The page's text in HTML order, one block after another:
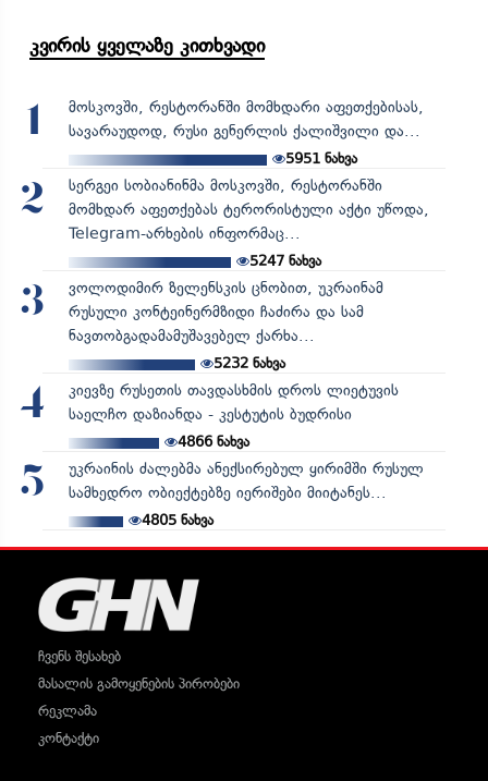
კვირის ყველაზე კითხვადი
1
მოსკოვში, რესტორანში მომხდარი აფეთქებისას,
სავარაუდოდ, რუსი გენერლის ქალიშვილი და...
5951 ნახვა
2
სერგეი სობიანინმა მოსკოვში, რესტორანში
მომხდარ აფეთქებას ტერორისტული აქტი უწოდა,
Telegram-არხების ინფორმაც...
5247ნახვა
3
ვოლოდიმირ ზელენსკის ცნობით, უკრაინამ
რუსული კონტეინერმზიდი ჩაძირა და სამ
ნავთობგადამამუშავებელ ქარხა...
5232ნახვა
4
კიევზე რუსეთის თავდასხმის დროს ლიეტუვის
საელჩო დაზიანდა - კესტუტის ბუდრისი
4866ნახვა
5
უკრაინის ძალებმა ანექსირებულ ყირიმში რუსულ
სამხედრო ობიექტებზე იერიშები მიიტანეს...
4805ნახვა
ჩვენს შესახებ
მასალის გამოყენების პირობები
რეკლამა
კონტაქტი